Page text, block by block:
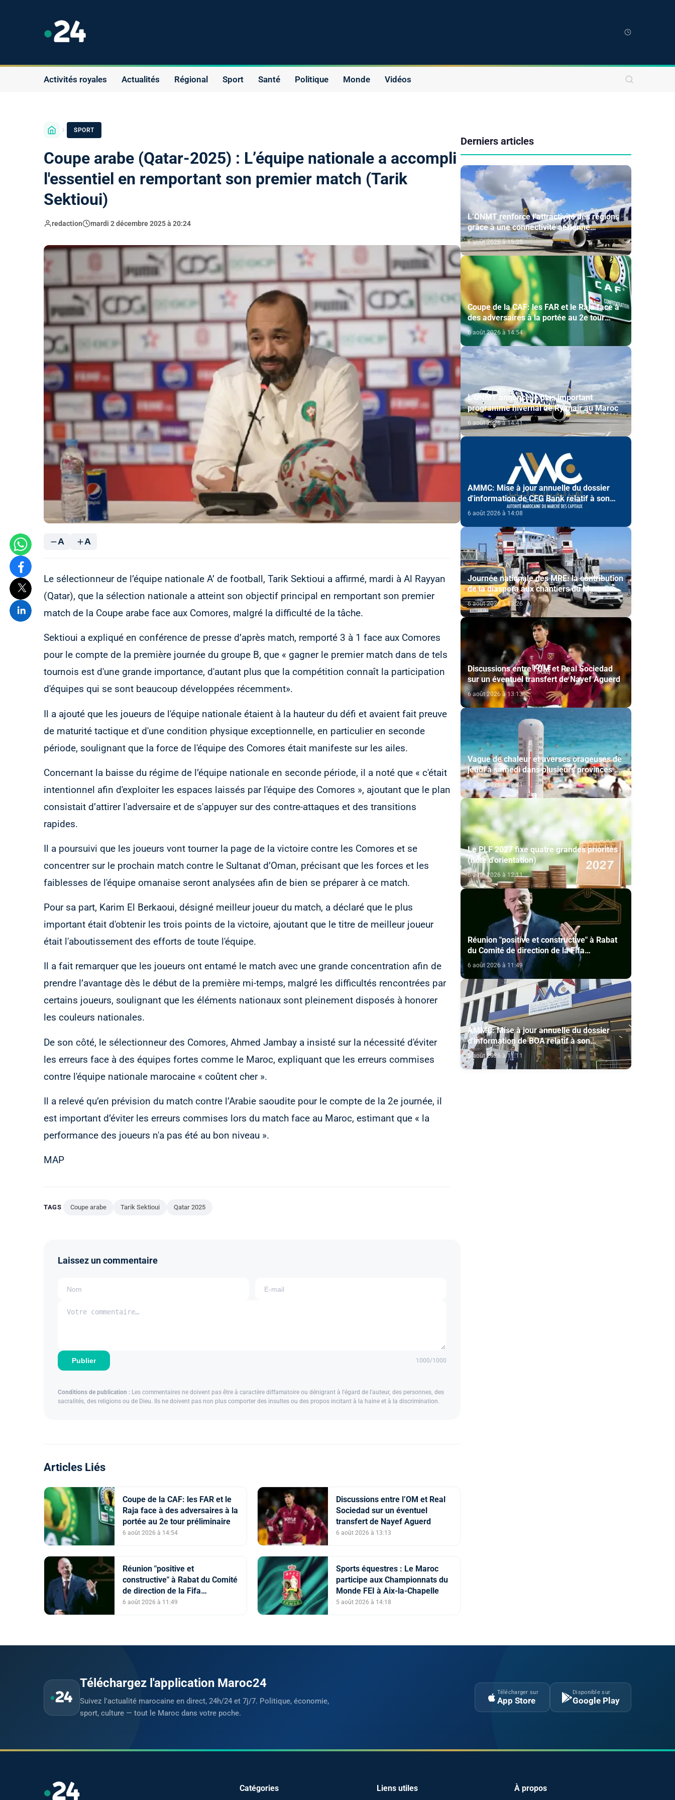
Activités royales Actualités Régional Sport Santé Politique Monde Vidéos
SPORT
Coupe arabe (Qatar-2025) : L’équipe nationale a accompli
l'essentiel en remportant son premier match (Tarik
Sektioui)
redaction mardi 2 décembre 2025 à 20:24
A A
Le sélectionneur de l’équipe nationale A’ de football, Tarik Sektioui a affirmé, mardi à Al Rayyan
(Qatar), que la sélection nationale a atteint son objectif principal en remportant son premier
match de la Coupe arabe face aux Comores, malgré la difficulté de la tâche.
Sektioui a expliqué en conférence de presse d’après match, remporté 3 à 1 face aux Comores
pour le compte de la première journée du groupe B, que « gagner le premier match dans de tels
tournois est d'une grande importance, d'autant plus que la compétition connaît la participation
d'équipes qui se sont beaucoup développées récemment».
Il a ajouté que les joueurs de l'équipe nationale étaient à la hauteur du défi et avaient fait preuve
de maturité tactique et d'une condition physique exceptionnelle, en particulier en seconde
période, soulignant que la force de l'équipe des Comores était manifeste sur les ailes.
Concernant la baisse du régime de l’équipe nationale en seconde période, il a noté que « c'était
intentionnel afin d'exploiter les espaces laissés par l'équipe des Comores », ajoutant que le plan
consistait d’attirer l'adversaire et de s'appuyer sur des contre-attaques et des transitions
rapides.
Il a poursuivi que les joueurs vont tourner la page de la victoire contre les Comores et se
concentrer sur le prochain match contre le Sultanat d’Oman, précisant que les forces et les
faiblesses de l'équipe omanaise seront analysées afin de bien se préparer à ce match.
Pour sa part, Karim El Berkaoui, désigné meilleur joueur du match, a déclaré que le plus
important était d'obtenir les trois points de la victoire, ajoutant que le titre de meilleur joueur
était l'aboutissement des efforts de toute l'équipe.
Il a fait remarquer que les joueurs ont entamé le match avec une grande concentration afin de
prendre l’avantage dès le début de la première mi-temps, malgré les difficultés rencontrées par
certains joueurs, soulignant que les éléments nationaux sont pleinement disposés à honorer
les couleurs nationales.
De son côté, le sélectionneur des Comores, Ahmed Jambay a insisté sur la nécessité d'éviter
les erreurs face à des équipes fortes comme le Maroc, expliquant que les erreurs commises
contre l'équipe nationale marocaine « coûtent cher ».
Il a relevé qu’en prévision du match contre l’Arabie saoudite pour le compte de la 2e journée, il
est important d’éviter les erreurs commises lors du match face au Maroc, estimant que « la
performance des joueurs n'a pas été au bon niveau ».
MAP
TAGS Coupe arabe Tarik Sektioui Qatar 2025
Laissez un commentaire
Publier 1000/1000
Conditions de publication : Les commentaires ne doivent pas être à caractère diffamatoire ou dénigrant à l'égard de l'auteur, des personnes, des
sacralités, des religions ou de Dieu. Ils ne doivent pas non plus comporter des insultes ou des propos incitant à la haine et à la discrimination.
Articles Liés
Coupe de la CAF: les FAR et le
Raja face à des adversaires à la
portée au 2e tour préliminaire
6 août 2026 à 14:54
Discussions entre l’OM et Real
Sociedad sur un éventuel
transfert de Nayef Aguerd
6 août 2026 à 13:13
Réunion "positive et
constructive" à Rabat du Comité
de direction de la Fifa
(communiqué)
6 août 2026 à 11:49
Sports équestres : Le Maroc
participe aux Championnats du
Monde FEI à Aix-la-Chapelle
5 août 2026 à 14:18
Derniers articles
L’ONMT renforce l’attractivité des régions
grâce à une connectivité aérienne
historique de Ryanair
6 août 2026 à 15:25
Coupe de la CAF: les FAR et le Raja face à
des adversaires à la portée au 2e tour
préliminaire
6 août 2026 à 14:54
L'ONMT annonce le plus important
programme hivernal de Ryanair au Maroc
6 août 2026 à 14:41
AMMC: Mise à jour annuelle du dossier
d'information de CFG Bank relatif à son
programme d'émission de certificats de
6 août 2026 à 14:08
Journée nationale des MRE: la contribution
de la diaspora aux chantiers du Maroc
2030 mise en avant
6 août 2026 à 13:26
Discussions entre l’OM et Real Sociedad
sur un éventuel transfert de Nayef Aguerd
6 août 2026 à 13:13
Vague de chaleur et averses orageuses de
jeudi à samedi dans plusieurs provinces du
Royaume (Bulletin d'alerte)
6 août 2026 à 12:21
Le PLF 2027 fixe quatre grandes priorités
(note d'orientation)
6 août 2026 à 12:11
Réunion "positive et constructive" à Rabat
du Comité de direction de la Fifa
(communiqué)
6 août 2026 à 11:49
AMMC: Mise à jour annuelle du dossier
d'information de BOA relatif à son
programme d'émission de certificats de
dépôt
6 août 2026 à 11:11
Téléchargez l'application Maroc24
Suivez l'actualité marocaine en direct, 24h/24 et 7j/7. Politique, économie,
sport, culture — tout le Maroc dans votre poche.
Télécharger sur
App Store
Disponible sur
Google Play
Catégories Liens utiles À propos